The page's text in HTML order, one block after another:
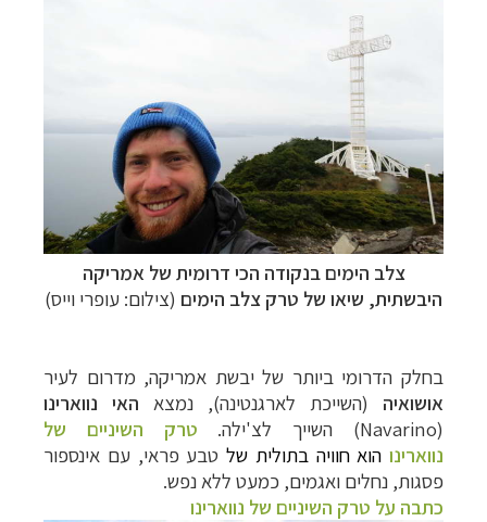
צלב הימים בנקודה הכי דרומית של אמריקה
היבשתית, שיאו של טרק צלב הימים (צילום: עופרי וייס)
בחלק הדרומי ביותר של יבשת אמריקה, מדרום לעיר
אושואיה (השייכת לארגנטינה), נמצא האי נווארינו
(Navarino) השייך לצ'ילה.
טרק השיניים של
נווארינו הוא חוויה בתולית של טבע פראי, עם אינספור
פסגות, נחלים ואגמים, כמעט ללא נפש.
כתבה על טרק השיניים של נווארינו